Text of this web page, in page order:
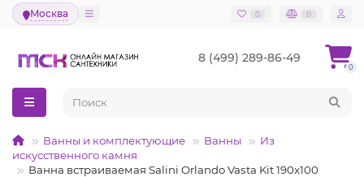
Москва 0 0
8 (499) 289-86-49
0
Ванны и комплектующие Ванны
Из
искусственного камня
Ванна встраиваемая Salini Orlando Vasta Kit 190x100